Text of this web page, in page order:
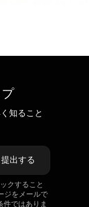
知ること
提出する
クすること
ジをメールで
件ではありま